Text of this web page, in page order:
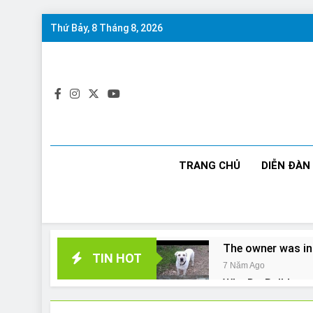
Skip
Thứ Bảy, 8 Tháng 8, 2026
TRANG CHỦ DIỄN ĐÀN
TIN HOT
The owner was
7 Năm Ago
Why Do
7 Năm Ago